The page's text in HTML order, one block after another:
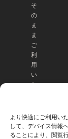
より快適にご利用い
して、デバイス情報
ることにより、閲覧
そ
の
ま
ま
ご
利
用
い
た
ま
す
。